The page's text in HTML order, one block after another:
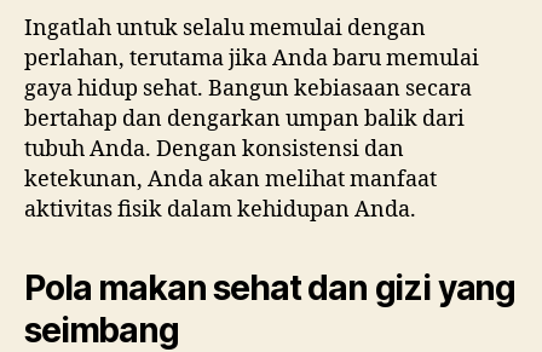
Ingatlah untuk selalu memulai dengan
perlahan, terutama jika Anda baru memulai
gaya hidup sehat. Bangun kebiasaan secara
bertahap dan dengarkan umpan balik dari
tubuh Anda. Dengan konsistensi dan
ketekunan, Anda akan melihat manfaat
aktivitas fisik dalam kehidupan Anda.
Pola makan sehat dan gizi yang
seimbang